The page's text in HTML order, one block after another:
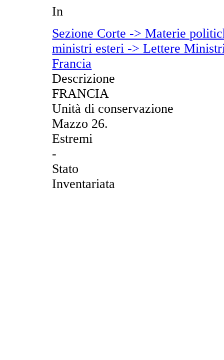
In
Sezione Corte -> Materie
ministri esteri -> Lettere
Francia
Descrizione
FRANCIA
Unità di conservazione
Mazzo 26.
Estremi
-
Stato
Inventariata